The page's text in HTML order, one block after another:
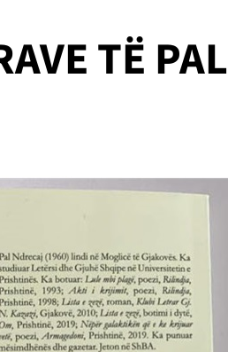
TË PAL